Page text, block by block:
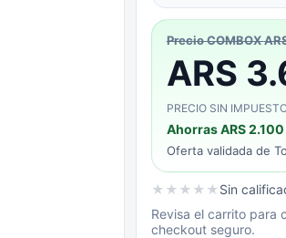
Precio COMBOX
ARS
PRECIO SIN
AhorrasARS 2.100
Oferta validada de
★ ★ ★ ★ ★Sin
Revisa el carrito para
checkout seguro.